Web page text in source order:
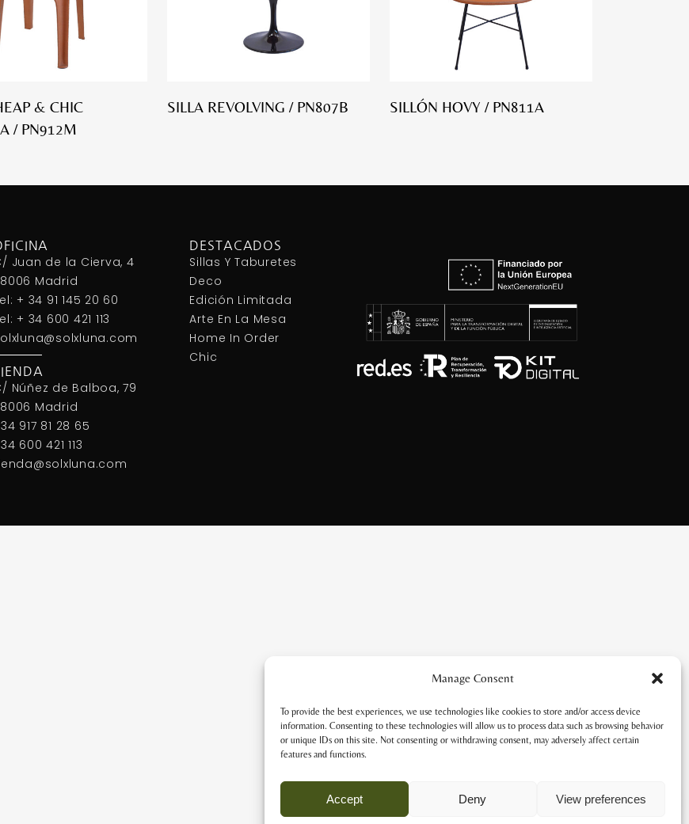
Manage Consent
To provide the best experiences, we use technologies like cookies to store and/or access device
information. Consenting to these technologies will allow us to process data such as browsing behavior
or unique IDs on this site. Not consenting or withdrawing consent, may adversely affect certain
features and functions.
Accept Deny View preferences
& CHIC
/ PN912M
SILLA REVOLVING / PN807B SILLÓN HOVY / PN811A
Juan de la Cierva, 4
Madrid
+ 34 91 145 20 60
+ 34 600 421 113
Núñez de Balboa, 79
Madrid
917 81 28 65
600 421 113
DESTACADOS
Sillas Y Taburetes
Deco
Edición Limitada
Arte En La Mesa
Home In Order
Chic